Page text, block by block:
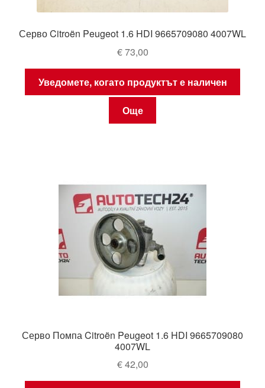
Серво Citroën Peugeot 1.6 HDI 9665709080 4007WL
€73,00
Уведомете, когато продуктът е наличен
Още
Серво Помпа Citroën Peugeot 1.6 HDI 9665709080
4007WL
€42,00